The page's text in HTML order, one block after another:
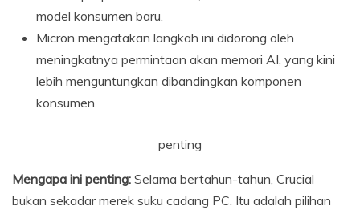
model konsumen baru.
Micron mengatakan langkah ini didorong oleh
meningkatnya permintaan akan memori AI, yang kini
lebih menguntungkan dibandingkan komponen
konsumen.
penting
Mengapa ini penting: Selama bertahun-tahun, Crucial
bukan sekadar merek suku cadang PC. Itu adalah pilihan